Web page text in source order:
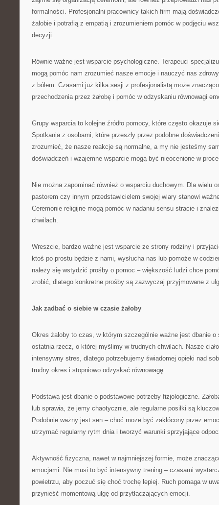
formalności. Profesjonalni pracownicy takich firm mają
żałobie i potrafią z empatią i zrozumieniem pomóc w podjęciu
decyzji.
Równie ważne jest wsparcie psychologiczne. Terapeuci
mogą pomóc nam zrozumieć nasze emocje i nauczyć nas
z bólem. Czasami już kilka sesji z profesjonalistą może znacząco
przechodzenia przez żałobę i pomóc w odzyskaniu równowagi
Grupy wsparcia to kolejne źródło pomocy, które często okazuje
Spotkania z osobami, które przeszły przez podobne
zrozumieć, że nasze reakcje są normalne, a my nie jesteśmy
doświadczeń i wzajemne wsparcie mogą być nieocenione w
Nie można zapominać również o wsparciu duchowym. Dla wielu
pastorem czy innym przedstawicielem swojej wiary stanowi
Ceremonie religijne mogą pomóc w nadaniu sensu stracie i
chwilach.
Wreszcie, bardzo ważne jest wsparcie ze strony rodziny i
ktoś po prostu będzie z nami, wysłucha nas lub pomoże w
należy się wstydzić prośby o pomoc – większość ludzi chce
zrobić, dlatego konkretne prośby są zazwyczaj przyjmowane z
Jak zadbać o siebie w czasie żałoby
Okres żałoby to czas, w którym szczególnie ważne jest dbanie
ostatnia rzecz, o której myślimy w trudnych chwilach. Nasze
intensywny stres, dlatego potrzebujemy świadomej opieki nad
trudny okres i stopniowo odzyskać równowagę.
Podstawą jest dbanie o podstawowe potrzeby fizjologiczne.
lub sprawia, że jemy chaotycznie, ale regularne posiłki są
Podobnie ważny jest sen – choć może być zakłócony przez
utrzymać regularny rytm dnia i tworzyć warunki sprzyjające
Aktywność fizyczna, nawet w najmniejszej formie, może
emocjami. Nie musi to być intensywny trening – czasami
powietrzu, aby poczuć się choć trochę lepiej. Ruch pomaga w
przynieść momentową ulgę od przytłaczających emocji.